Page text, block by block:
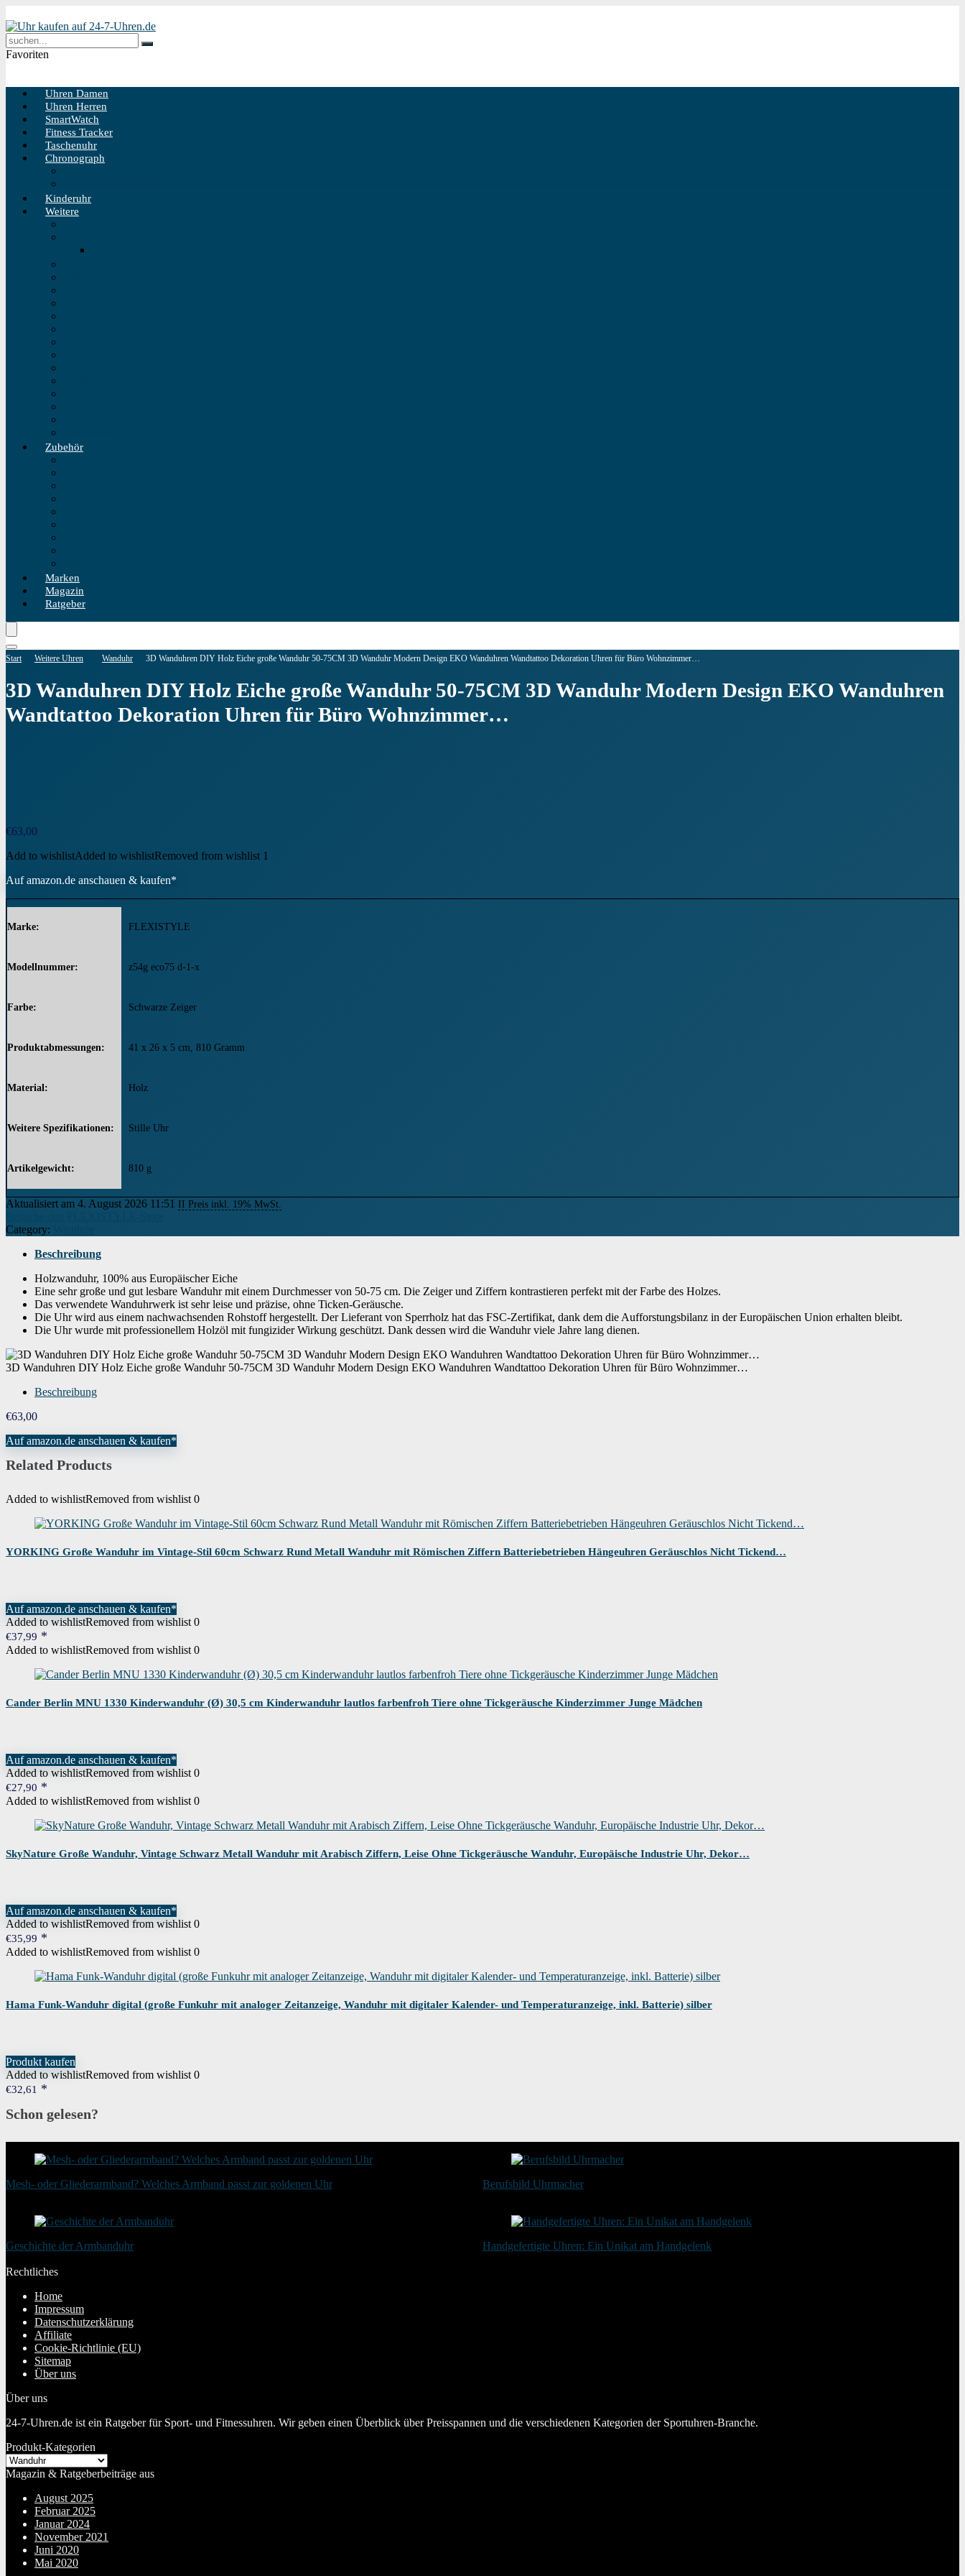
Favoriten
Uhren Damen
Uhren Herren
SmartWatch
Fitness Tracker
Taschenuhr
Chronograph
Kinderuhr
Weitere
Zubehör
Marken
Magazin
Ratgeber
Start Weitere Uhren Wanduhr 3D Wanduhren DIY Holz Eiche große Wanduhr 50-75CM 3D Wanduhr Modern Design EKO Wanduhren Wandtattoo Dekoration Uhren für Büro Wohnzimmer…
3D Wanduhren DIY Holz Eiche große Wanduhr 50-75CM 3D Wanduhr Modern Design EKO Wanduhren
Wandtattoo Dekoration Uhren für Büro Wohnzimmer…
€63,00
Add to wishlistAdded to wishlistRemoved from wishlist 1
Auf amazon.de anschauen & kaufen*
Marke ‎FLEXISTYLE
Modellnummer ‎z54g eco75 d-1-x
Farbe ‎Schwarze Zeiger
Produktabmessungen ‎41 x 26 x 5 cm, 810 Gramm
Material ‎Holz
Weitere Spezifikationen ‎Stille Uhr
Artikelgewicht ‎810 g
Aktualisiert am 4. August 2026 11:51 II Preis inkl. 19% MwSt.
Category:
Beschreibung
Holzwanduhr, 100% aus Europäischer Eiche
Eine sehr große und gut lesbare Wanduhr mit einem Durchmesser von 50-75 cm. Die Zeiger und Ziffern kontrastieren perfekt mit der Farbe des Holzes.
Das verwendete Wanduhrwerk ist sehr leise und präzise, ohne Ticken-Geräusche.
Die Uhr wird aus einem nachwachsenden Rohstoff hergestellt. Der Lieferant von Sperrholz hat das FSC-Zertifikat, dank dem die Aufforstungsbilanz in der Europäischen Union erhalten bleibt.
Die Uhr wurde mit professionellem Holzöl mit fungizider Wirkung geschützt. Dank dessen wird die Wanduhr viele Jahre lang dienen.
3D Wanduhren DIY Holz Eiche große Wanduhr 50-75CM 3D Wanduhr Modern Design EKO Wanduhren Wandtattoo Dekoration Uhren für Büro Wohnzimmer…
Beschreibung
€63,00
Auf amazon.de anschauen & kaufen*
Related Products
Added to wishlistRemoved from wishlist 0
YORKING Große Wanduhr im Vintage-Stil 60cm Schwarz Rund Metall Wanduhr mit Römischen Ziffern Batteriebetrieben Hängeuhren Geräuschlos Nicht Tickend…
Auf amazon.de anschauen & kaufen*
Added to wishlistRemoved from wishlist 0
€37,99
Added to wishlistRemoved from wishlist 0
Cander Berlin MNU 1330 Kinderwanduhr (Ø) 30,5 cm Kinderwanduhr lautlos farbenfroh Tiere ohne Tickgeräusche Kinderzimmer Junge Mädchen
Auf amazon.de anschauen & kaufen*
Added to wishlistRemoved from wishlist 0
€27,90
Added to wishlistRemoved from wishlist 0
SkyNature Große Wanduhr, Vintage Schwarz Metall Wanduhr mit Arabisch Ziffern, Leise Ohne Tickgeräusche Wanduhr, Europäische Industrie Uhr, Dekor…
Auf amazon.de anschauen & kaufen*
Added to wishlistRemoved from wishlist 0
€35,99
Added to wishlistRemoved from wishlist 0
Hama Funk-Wanduhr digital (große Funkuhr mit analoger Zeitanzeige, Wanduhr mit digitaler Kalender- und Temperaturanzeige, inkl. Batterie) silber
Produkt kaufen
Added to wishlistRemoved from wishlist 0
€32,61
Schon gelesen?
Mesh- oder Gliederarmband? Welches Armband passt zur goldenen Uhr
Berufsbild Uhrmacher
Geschichte der Armbanduhr
Handgefertigte Uhren: Ein Unikat am Handgelenk
Rechtliches
Home
Impressum
Datenschutzerklärung
Affiliate
Cookie-Richtlinie (EU)
Sitemap
Über uns
Über uns
24-7-Uhren.de ist ein Ratgeber für Sport- und Fitnessuhren. Wir geben einen Überblick über Preisspannen und die verschiedenen Kategorien der Sportuhren-Branche.
Produkt-Kategorien
Magazin & Ratgeberbeiträge aus
August 2025
Februar 2025
Januar 2024
November 2021
Juni 2020
Mai 2020